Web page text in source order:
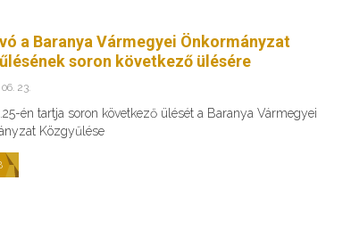
a Baranya Vármegyei Önkormányzat
soron következő ülésére
23.
én tartja soron következő ülését a Baranya Vármegyei
Közgyűlése